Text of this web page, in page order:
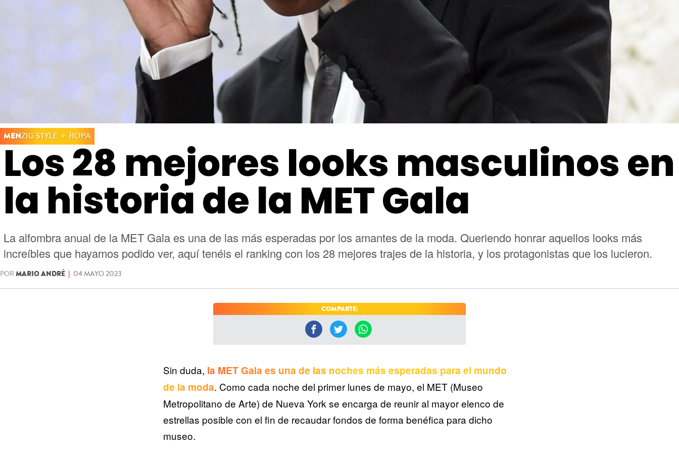
MENZIG STYLE ROPA
Los 28 mejores looks masculinos en
la historia de la MET Gala
La alfombra anual de la MET Gala es una de las más esperadas por los amantes de la moda. Queriendo honrar aquellos looks más
increíbles que hayamos podido ver, aquí tenéis el ranking con los 28 mejores trajes de la historia, y los protagonistas que los lucieron.
POR MARIO ANDRÉ | 04 MAYO 2023
COMPARTE:
Sin duda, la MET Gala es una de las noches más esperadas para el mundo
de la moda. Como cada noche del primer lunes de mayo, el MET (Museo
Metropolitano de Arte) de Nueva York se encarga de reunir al mayor elenco de
estrellas posible con el fin de recaudar fondos de forma benéfica para dicho
museo.